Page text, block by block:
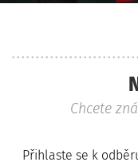
Chcete
Přihlaste se k